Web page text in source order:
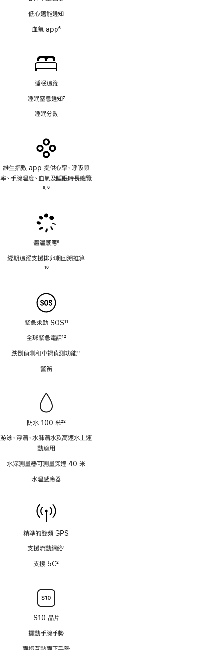
低心適能通知
血氧 app6
睡眠追蹤
睡眠窒息通知7
睡眠分數
維生指數 app 提供心率、呼吸頻
率、手腕溫度、血氧及睡眠時長總覽
8 6
體溫感應9
經期追蹤支援排卵期回溯推⁠算
10
緊急求助 SOS11
全球緊急電話12
跌倒偵測和車禍偵測功能11
警笛
防水 100 米22
游泳、浮潛、水肺潛水及高速水上運
動適用
水深測量器可測量深達 40 米
水溫感應器
精準的雙頻 GPS
支援流動網絡1
支援 5G2
S10 晶片
擺動手腕手勢
兩指互點兩下手勢